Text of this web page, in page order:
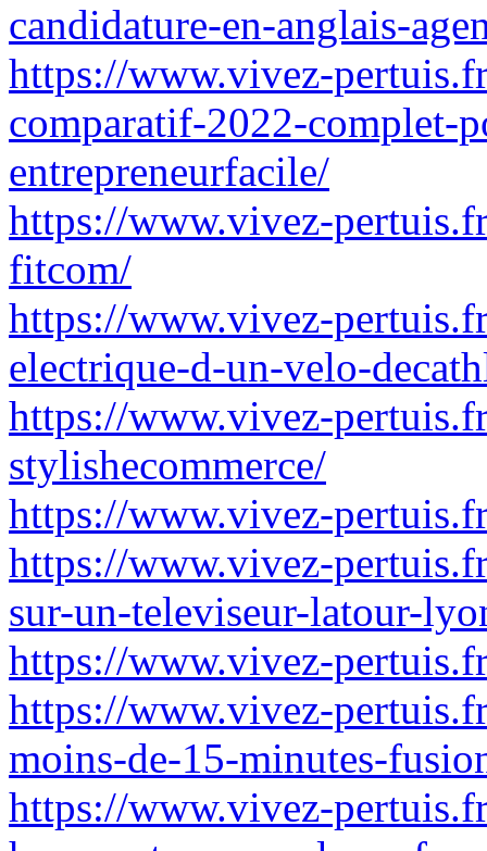
candidature-en-anglais-
https://www.vivez-
comparatif-2022-complet-
entrepreneurfacile/
https://www.vivez-
fitcom/
https://www.vivez-
electrique-d-un-velo-
https://www.vivez-
stylishecommerce/
https://www.vivez-
https://www.vivez-
sur-un-televiseur-latour-
https://www.vivez-
https://www.vivez-
moins-de-15-minutes-
https://www.vivez-